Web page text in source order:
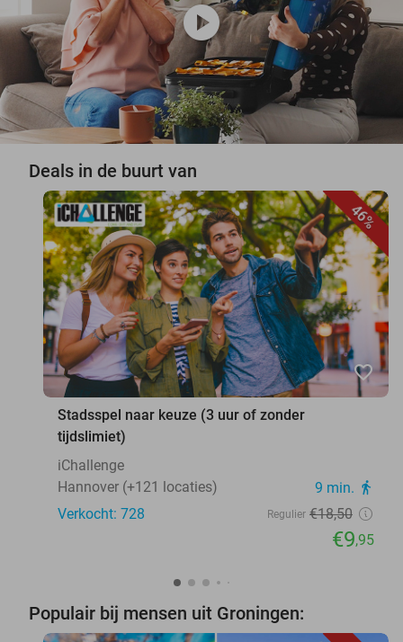
play_circle
Deals in de buurt van
46%
favorite_border
Stadsspel naar keuze (3 uur of zonder
tijdslimiet)
iChallenge
Hannover (+121 locaties)
9 min. directions_walk
Verkocht: 728 Regulier €18,50
€9,95
Populair bij mensen uit Groningen: